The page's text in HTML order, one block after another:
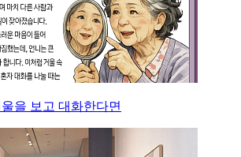
을 보고 대화한다면